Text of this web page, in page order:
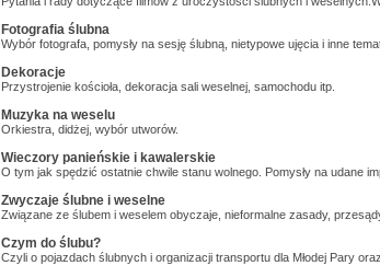
Fotografia ślubna
Wybór fotografa, pomysły na sesję ślubną, nietypowe ujęcia i inne
Dekoracje
Przystrojenie kościoła, dekoracja sali weselnej, samochodu itp.
Muzyka na weselu
Orkiestra, didżej, wybór utworów.
Wieczory panieńskie i kawalerskie
O tym jak spędzić ostatnie chwile stanu wolnego. Pomysły na udane
Zwyczaje ślubne i weselne
Związane ze ślubem i weselem obyczaje, nieformalne zasady,
Czym do ślubu?
Czyli o pojazdach ślubnych i organizacji transportu dla Młodej Pary